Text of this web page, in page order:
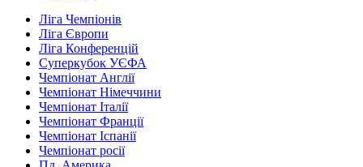
Ліга Чемпіонів
Ліга Європи
Ліга Конференцій
Суперкубок УЄФА
Чемпіонат Англії
Чемпіонат Німеччини
Чемпіонат Італії
Чемпіонат Франції
Чемпіонат Іспанії
Чемпіонат росії